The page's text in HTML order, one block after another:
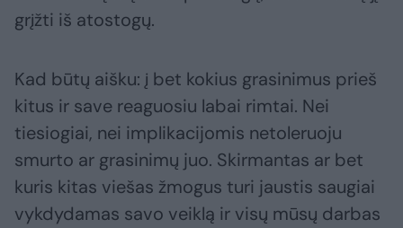
grįžti iš atostogų.
Kad būtų aišku: į bet kokius grasinimus prieš
kitus ir save reaguosiu labai rimtai. Nei
tiesiogiai, nei implikacijomis netoleruoju
smurto ar grasinimų juo. Skirmantas ar bet
kuris kitas viešas žmogus turi jaustis saugiai
vykdydamas savo veiklą ir visų mūsų darbas